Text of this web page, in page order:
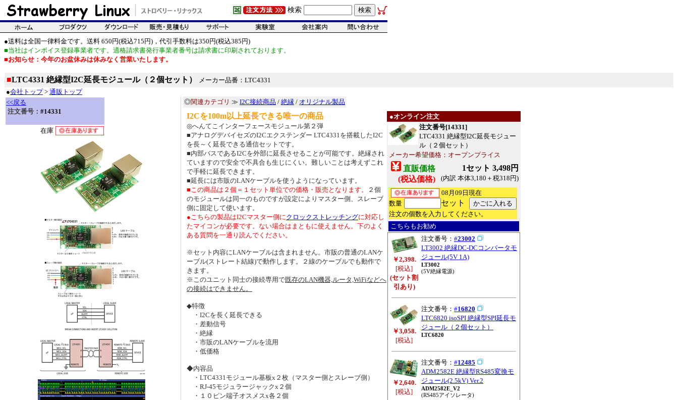
検索
●送料は全国一律料金です。送料 650円(税込715円)，代引手数料は350円(税込385円)
■当社はインボイス登録事業者です。適格請求書発行事業者番号は請求書に印刷されております。
■お知らせ：今年のお盆休みは休みなく営業いたします。
■LTC4331 絶縁型I2C延長モジュール（２個セット）
メーカー品番：LTC4331
●会社トップ> 通販トップ
<<戻る
注文番号： #14331
在庫
◎関連カテゴリ ≫ I2C接続商品 / 絶縁 / オリジナル製品
●オンライン注文
注文番号[14331]
LTC4331 絶縁型I2C延長モジュー
ル（２個セット）
メーカー希望価格：オープンプライス
直販価格
(税込価格)
1セット 3,498円
(内訳 本体3,180＋税318円)
08月09日現在
数量
セット
注文の個数を入力してください。
こちらもお勧め
￥2,398.
[税込]
(セット割
引あり)
注文番号： #23002
LT3002 絶縁DC-DCコンバータモ
ジュール(5V 1A)
LT3002
(5V絶縁電源)
￥3,058.
[税込]
注文番号： #16820
LTC6820 isoSPI 絶縁型SPI延長モ
ジュール（２個セット）
LTC6820
￥2,640.
[税込]
注文番号： #12485
ADM2582E 絶縁型RS485変換モ
ジュール(2.5kV) Ver.2
ADM2582E_V2
(RS485アイソレータ)
I2Cを100m以上延長できる唯一の商品
◎へんてこインターフェースモジュール第２弾
■アナログデバイセズのI2Cエクステンダー LTC4331を搭載したI2C
を長～く延長できる通信セットです。
■内部バスであるI2Cを外部に延長させることが可能です。絶縁され
ていますので安全で不具合も生じにくい。難しいことは考えずこれ
で手軽に延長できます。
■延長には市販のLANケーブルを使うようになっています。
■この商品は２個＝１セット単位での価格・販売となります。
２個
のモジュールは同一のものですが設定によりマスター側、スレーブ
側に固定して使います。
●こちらの製品はI2Cマスター側にクロックストレッチングに対応し
たマイコンが必要です。ない場合はまともに使えません。下のよく
ある質問を一通り読んでください。
※セット内容にLANケーブルは含まれません。市販の普通のLANケ
ーブル(ストレート結線)で動作します。２線のケーブルでも動作で
きます。
※このユニット同士の接続専用で既存のLAN機器,ルータ,WiFiなどへ
の接続はできません。
◆特徴
・I2Cを長く延長できる
・差動信号
・絶縁
・市販のLANケーブルを流用
・低価格
◆内容品
・LTC4331モジュール基板x２枚（マスター側とスレーブ側）
・RJ-45モジュラージャックx２個
・１０ピン端子オスメスx各２個